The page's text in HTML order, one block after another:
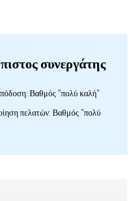
συνεργάτης
Βαθμός "πολύ καλή"
πελατών: Βαθμός "πολύ